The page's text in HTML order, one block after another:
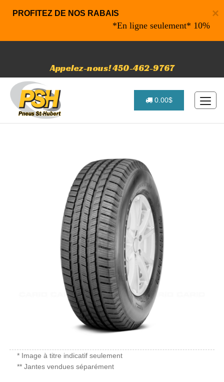
×
PROFITEZ DE NOS RABAIS
*En ligne seulement* 10% de
Appelez-nous! 450-462-9767
0.00$
* Image à titre indicatif seulement
** Jantes vendues séparément